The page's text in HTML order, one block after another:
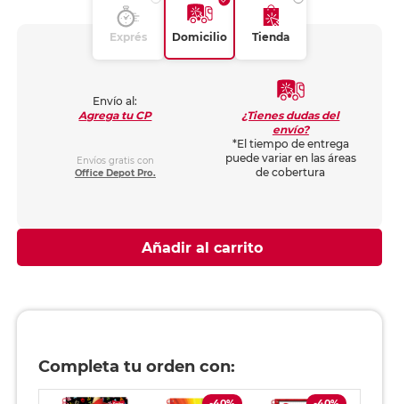
Exprés Domicilio Tienda
Envío al:
Agrega tu CP
Envíos gratis con
Office Depot Pro.
¿Tienes dudas del
envío?
*El tiempo de entrega
puede variar en las áreas
de cobertura
Añadir al carrito
Completa tu orden con: